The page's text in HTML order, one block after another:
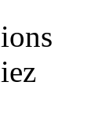
ions
iez